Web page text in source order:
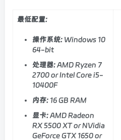
最低配置:
操作系统: Windows 10
64-bit
处理器:AMD Ryzen 7
2700 or Intel Core i5-
10400F
内存: 16 GB RAM
显卡:AMD Radeon
RX 5500 XT or NVidia
GeForce GTX 1650 or